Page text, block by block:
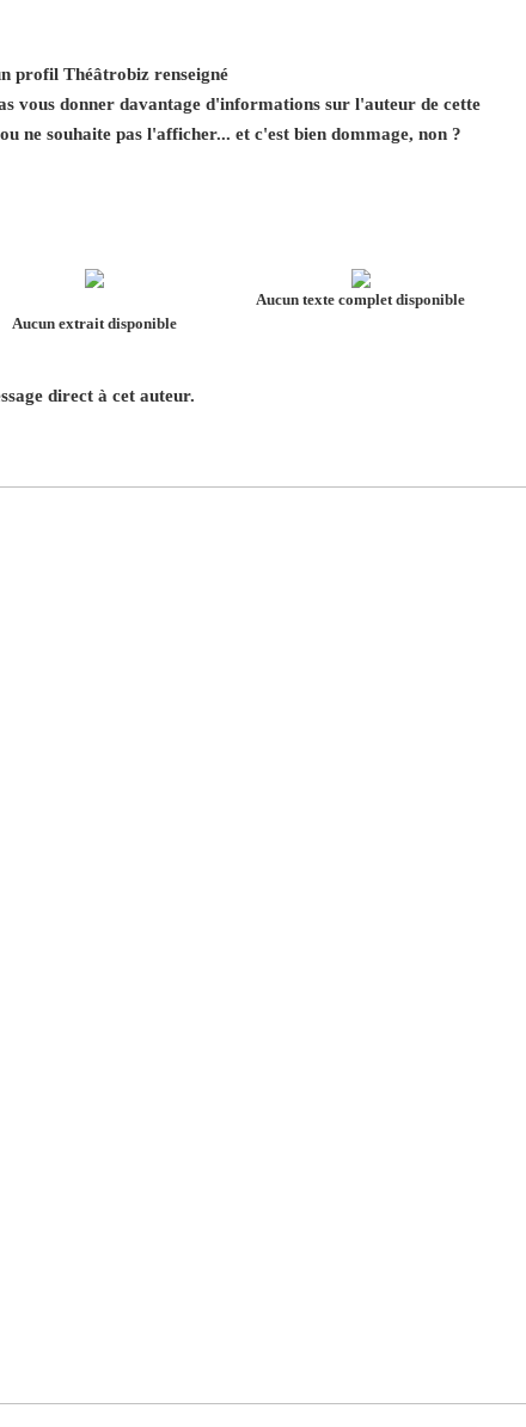
profil Théâtrobiz renseigné
vous donner davantage d'informations sur l'auteur de cette
ne souhaite pas l'afficher... et c'est bien dommage, non ?
Aucun extrait disponible
Aucun texte complet disponible
direct à cet auteur.